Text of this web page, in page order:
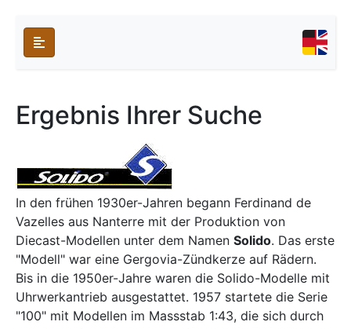
Ergebnis Ihrer Suche
In den frühen 1930er-Jahren begann Ferdinand de
Vazelles aus Nanterre mit der Produktion von
Diecast-Modellen unter dem Namen Solido. Das erste
"Modell" war eine Gergovia-Zündkerze auf Rädern.
Bis in die 1950er-Jahre waren die Solido-Modelle mit
Uhrwerkantrieb ausgestattet. 1957 startete die Serie
"100" mit Modellen im Massstab 1:43, die sich durch